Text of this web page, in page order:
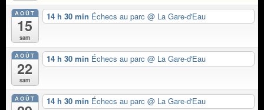
AOÛT
15
sam
14 h 30 min Échecs au parc @ La Gare-d'Eau
AOÛT
22
sam
14 h 30 min Échecs au parc @ La Gare-d'Eau
AOÛT 14 h 30 min Échecs au parc @ La Gare-d'Eau